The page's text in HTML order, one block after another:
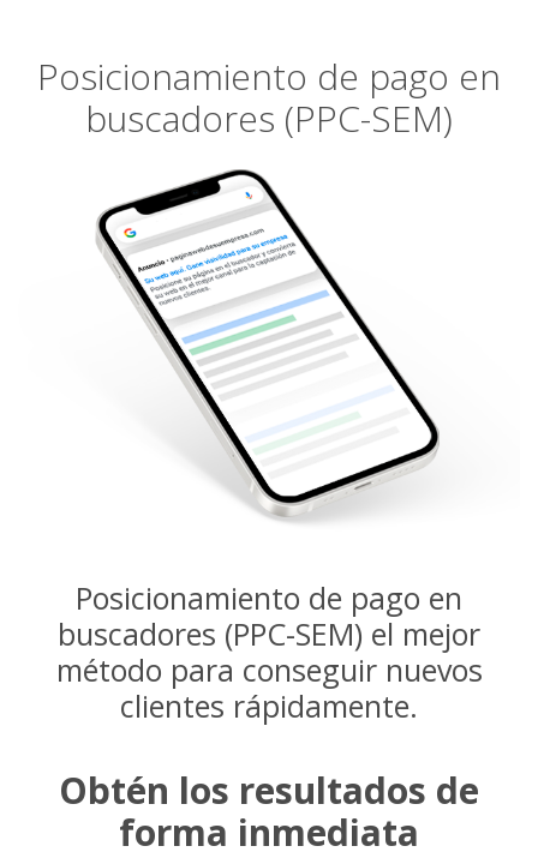
Posicionamiento de pago en
buscadores (PPC-SEM)
Posicionamiento de pago en
buscadores (PPC-SEM) el mejor
método para conseguir nuevos
clientes rápidamente.
Obtén los resultados de
forma inmediata